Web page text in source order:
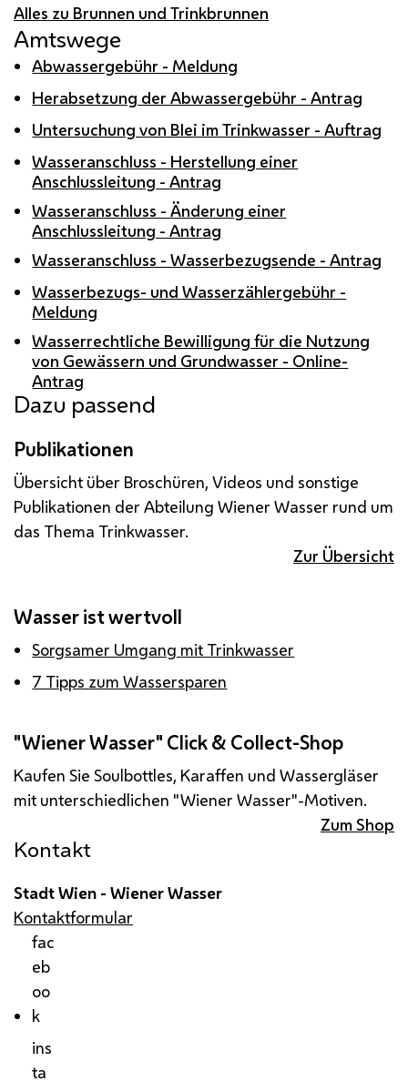
Alles zu Brunnen und Trinkbrunnen
Amtswege
Abwassergebühr - Meldung
Herabsetzung der Abwassergebühr - Antrag
Untersuchung von Blei im Trinkwasser - Auftrag
Wasseranschluss - Herstellung einer
Anschlussleitung - Antrag
Wasseranschluss - Änderung einer
Anschlussleitung - Antrag
Wasseranschluss - Wasserbezugsende - Antrag
Wasserbezugs- und Wasserzählergebühr -
Meldung
Wasserrechtliche Bewilligung für die Nutzung
von Gewässern und Grundwasser - Online-
Antrag
Dazu passend
Publikationen
Übersicht über Broschüren, Videos und sonstige
Publikationen der Abteilung Wiener Wasser rund um
das Thema Trinkwasser.
Zur Übersicht
Wasser ist wertvoll
Sorgsamer Umgang mit Trinkwasser
7 Tipps zum Wassersparen
"Wiener Wasser" Click & Collect-Shop
Kaufen Sie Soulbottles, Karaffen und Wassergläser
mit unterschiedlichen "Wiener Wasser"-Motiven.
Zum Shop
Kontakt
Stadt Wien - Wiener Wasser
Kontaktformular
fac
eb
oo
k
ins
ta